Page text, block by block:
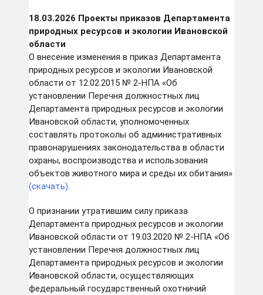
18.03.2026 Проекты приказов Департамента
природных ресурсов и экологии Ивановской
области
О внесение изменения в приказ Департамента
природных ресурсов и экологии Ивановской
области от 12.02.2015 № 2-НПА «Об
установлении Перечня должностных лиц
Департамента природных ресурсов и экологии
Ивановской области, уполномоченных
составлять протоколы об административных
правонарушениях законодательства в области
охраны, воспроизводства и использования
объектов животного мира и среды их обитания»
(скачать).
О признании утратившим силу приказа
Департамента природных ресурсов и экологии
Ивановской области от 19.03.2020 № 2-НПА «Об
установлении Перечня должностных лиц
Департамента природных ресурсов и экологии
Ивановской области, осуществляющих
федеральный государственный охотничий